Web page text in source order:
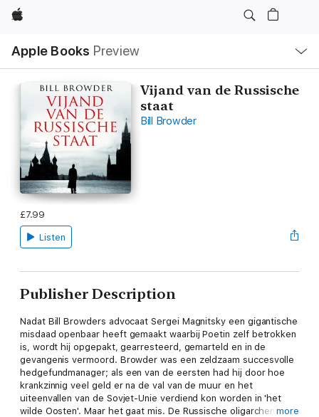
Apple
Apple Books Preview
Nav
Open
Menu
Vijand van de Russische
staat
Bill Browder
£7.99
Listen
Publisher Description
Nadat Bill Browders advocaat Sergei Magnitsky een gigantische
misdaad openbaar heeft gemaakt waarbij Poetin zelf betrokken
is, wordt hij opgepakt, gearresteerd, gemarteld en in de
gevangenis vermoord. Browder was een zeldzaam succesvolle
hedgefundmanager; als een van de eersten had hij door hoe
krankzinnig veel geld er na de val van de muur en het
uiteenvallen van de Sovjet-Unie verdiend kon worden in 'het
wilde Oosten'. Maar het gaat mis. De Russische oligarchen gaan
more